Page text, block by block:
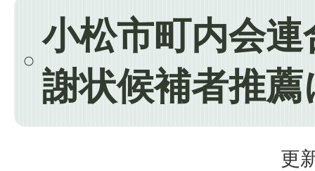
小松市町内会
謝状候補者推
更